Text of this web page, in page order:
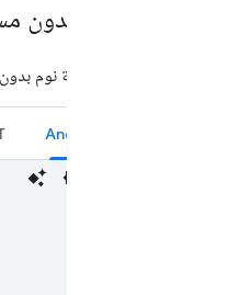
مثال بدون
لكتابة ليلة نوم
Android